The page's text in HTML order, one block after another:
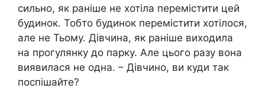
сильно, як раніше не хотіла перемістити цей
будинок. Тобто будинок перемістити хотілося,
але не Тьому. Дівчина, як раніше виходила
на прогулянку до парку. Але цього разу вона
виявилася не одна. – Дівчино, ви куди так
поспішайте?